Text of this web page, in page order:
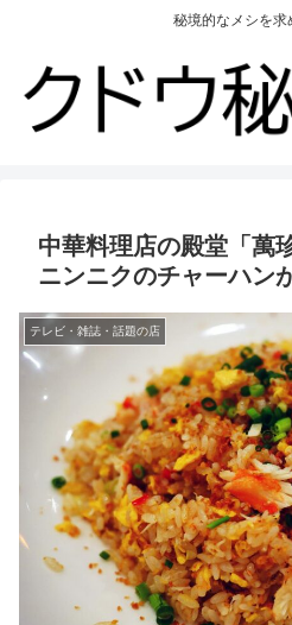
秘境的なメシを求
中華料理店の殿堂「萬
ニンニクのチャーハン
テレビ・雑誌・話題の店